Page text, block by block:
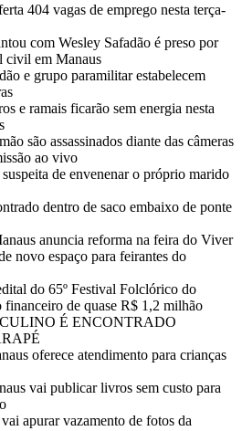
404 vagas de emprego nesta terça-
com Wesley Safadão é preso por
civil em Manaus
e grupo paramilitar estabelecem
e ramais ficarão sem energia nesta
são assassinados diante das câmeras
ao vivo
de envenenar o próprio marido
dentro de saco embaixo de ponte
anuncia reforma na feira do Viver
novo espaço para feirantes do
do 65º Festival Folclórico do
financeiro de quase R$ 1,2 milhão
É ENCONTRADO
oferece atendimento para crianças
vai publicar livros sem custo para
apurar vazamento de fotos da